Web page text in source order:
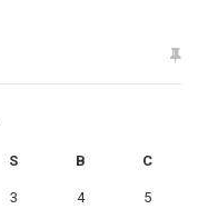
S B C
3 4 5